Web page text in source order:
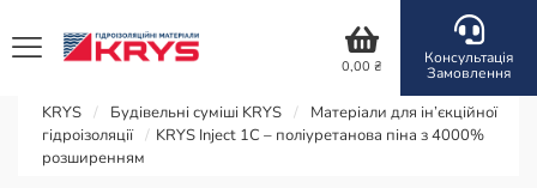
0,00 ₴
Консультація
Замовлення
KRYS / Будівельні суміші KRYS /
Матеріали для ін’єкційної
гідроізоляції / KRYS Inject 1C – поліуретанова піна з 4000%
розширенням